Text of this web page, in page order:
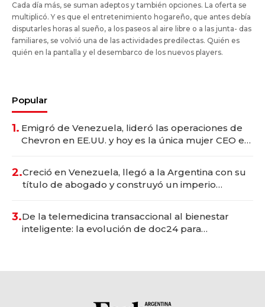
Cada día más, se suman adeptos y también opciones. La oferta se
multiplicó. Y es que el entretenimiento hogareño, que antes debía
disputarles horas al sueño, a los paseos al aire libre o a las junta- das
familiares, se volvió una de las actividades predilectas. Quién es
quién en la pantalla y el desembarco de los nuevos players.
Popular
1. Emigró de Venezuela, lideró las operaciones de
Chevron en EE.UU. y hoy es la única mujer CEO en
2.Creció en Venezuela, llegó a la Argentina con su
título de abogado y construyó un imperio
3.De la telemedicina transaccional al bienestar
inteligente: la evolución de doc24 para